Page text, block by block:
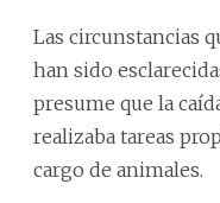
Las circunstancias
han sido
presume que la
realizaba tareas
cargo de animales.